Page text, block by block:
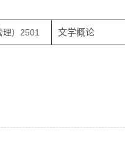
理）2501 文学概论